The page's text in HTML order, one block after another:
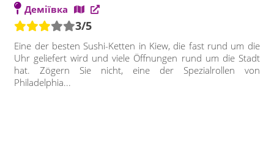
Деміївка
3/5
Eine der besten Sushi-Ketten in Kiew, die fast rund um die
Uhr geliefert wird und viele Öffnungen rund um die Stadt
hat. Zögern Sie nicht, eine der Spezialrollen von
Philadelphia...